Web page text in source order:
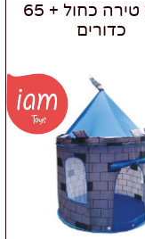
אוהל טירה כחול + 65
כדורים